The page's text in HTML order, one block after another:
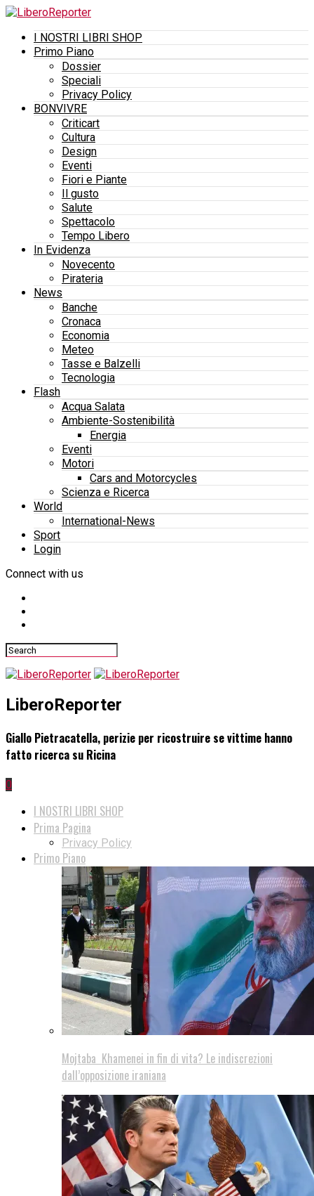
I NOSTRI LIBRI SHOP
Primo Piano
Dossier
Speciali
Privacy Policy
BONVIVRE
Criticart
Cultura
Design
Eventi
Fiori e Piante
Il gusto
Salute
Spettacolo
Tempo Libero
In Evidenza
Novecento
Pirateria
News
Banche
Cronaca
Economia
Meteo
Tasse e Balzelli
Tecnologia
Flash
Acqua Salata
Ambiente-Sostenibilità
Energia
Eventi
Motori
Cars and Motorcycles
Scienza e Ricerca
World
International-News
Sport
Login
Connect with us
LiberoReporter
Giallo Pietracatella, perizie per ricostruire se vittime hanno
fatto ricerca su Ricina
0
I NOSTRI LIBRI SHOP
Prima Pagina
Privacy Policy
Primo Piano
Mojtaba Khamenei in fin di vita? Le indiscrezioni
dall’opposizione iraniana